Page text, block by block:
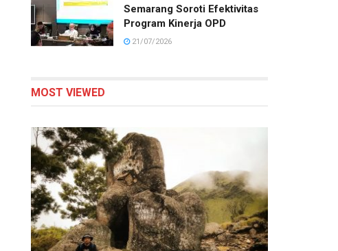
Semarang Soroti Efektivitas
Program Kinerja OPD
21/07/2026
MOST VIEWED